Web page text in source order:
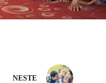
NESTE